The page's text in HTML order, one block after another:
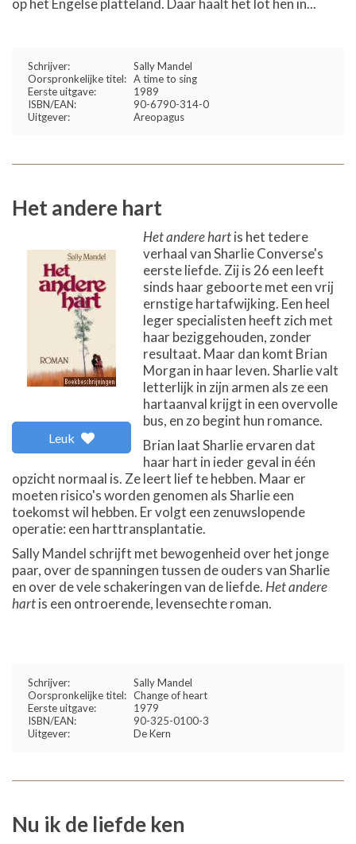
op het Engelse platteland. Daar haalt het lot hen in...
Schrijver:
Sally Mandel
Oorspronkelijke titel: A time to sing
Eerste uitgave:
1989
ISBN/EAN:
90-6790-314-0
Uitgever:
Areopagus
Het andere hart
Leuk
Het andere hartis het tedere
verhaal van Sharlie Converse's
eerste liefde. Zij is 26 een leeft
sinds haar geboorte met een vrij
ernstige hartafwijking. Een heel
leger specialisten heeft zich met
haar beziggehouden, zonder
resultaat. Maar dan komt Brian
Morgan in haar leven. Sharlie valt
letterlijk in zijn armen als ze een
hartaanval krijgt in een overvolle
bus, en zo begint hun romance.
Brian laat Sharlie ervaren dat
haar hart in ieder geval in één
opzicht normaal is. Ze leert lief te hebben. Maar er
moeten risico's worden genomen als Sharlie een
toekomst wil hebben. Er volgt een zenuwslopende
operatie: een harttransplantatie.
Sally Mandel schrijft met bewogenheid over het jonge
paar, over de spanningen tussen de ouders van Sharlie
en over de vele schakeringen van de liefde. Het andere
hartis een ontroerende, levensechte roman.
Schrijver:
Sally Mandel
Oorspronkelijke titel: Change of heart
Eerste uitgave:
1979
ISBN/EAN:
90-325-0100-3
Uitgever:
De Kern
Nu ik de liefde ken